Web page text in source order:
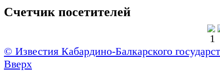
Счетчик посетителей
© Известия Кабардино-Балкарского
Вверх